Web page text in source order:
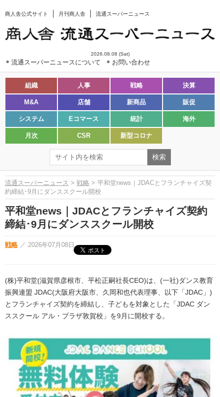
商人舎公式サイト 月刊商人舎 流通スーパーニュース
2026.08.08 (Sat)
流通スーパーニュースについて お問い合わせ
組織 人事 戦略 決算
M&A 店舗 新商品 販促
システム Eコマース 統計 海外
月次 CSR 新型コロナ
流通スーパーニュース > 戦略 > 平和堂news｜JDACとフランチャイズ契
約締結･9月にダンススクール開校
平和堂news｜JDACとフランチャイズ契約
締結･9月にダンススクール開校
戦略 ／ 2026年07月08日
(株)平和堂(滋賀県彦根市、平松正嗣社長CEO)は、(一社)ダンス教育
振興連盟 JDAC(大阪府大阪市、久岡和也代表理事、以下「JDAC」)
とフランチャイズ契約を締結し、子どもを対象とした「JDAC ダン
ススクール アル・プラザ敦賀校」を9月に開校する。